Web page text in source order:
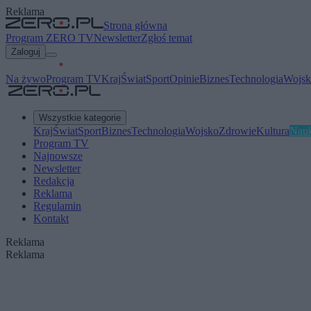
Reklama
Strona główna
Program ZERO TVNewsletterZgłoś temat
Zaloguj
Na żywoProgram TVKrajŚwiatSportOpinieBiznesTechnologia
Wszystkie kategorie
KrajŚwiatSportBiznesTechnologiaWojskoZdrowieKultura
Program TV
Najnowsze
Newsletter
Redakcja
Reklama
Regulamin
Kontakt
Reklama
Reklama